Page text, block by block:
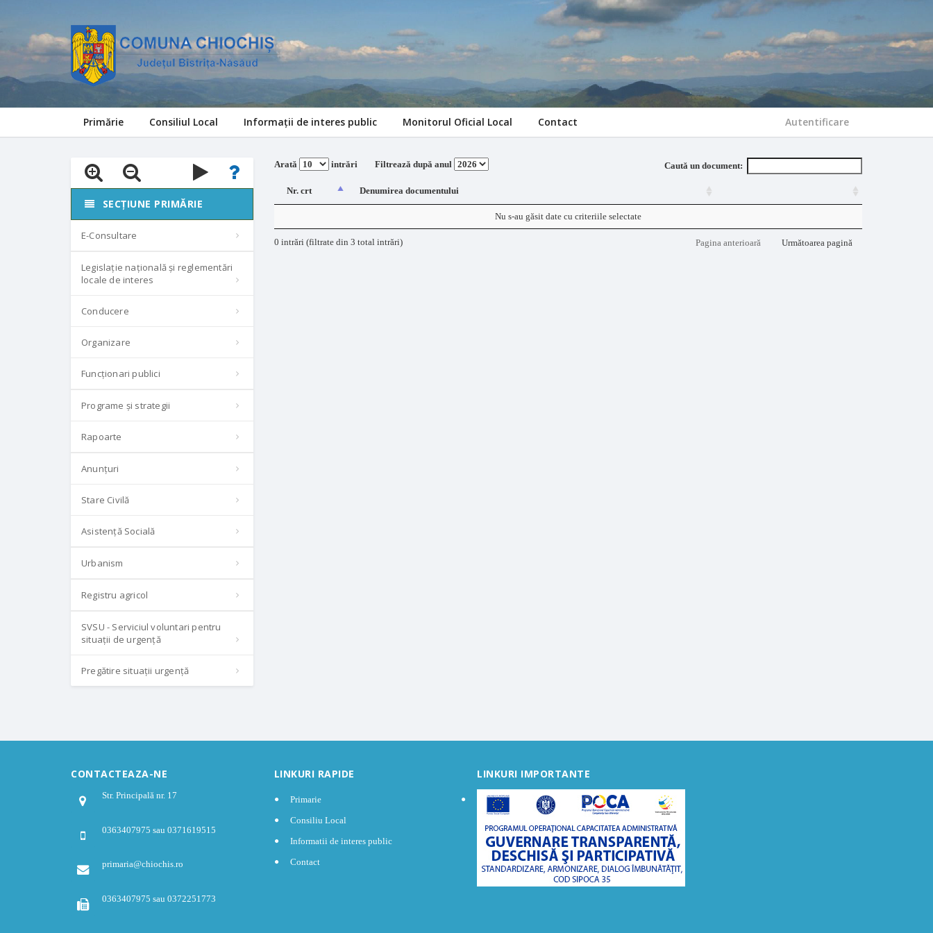
Primărie Consiliul Local Informații de interes public Monitorul Oficial Local Contact Autentificare
SECȚIUNE PRIMĂRIE
E-Consultare
Legislație națională și reglementări
locale de interes
Conducere
Organizare
Funcționari publici
Programe și strategii
Rapoarte
Anunțuri
Stare Civilă
Asistență Socială
Urbanism
Registru agricol
SVSU - Serviciul voluntari pentru
situații de urgență
Pregătire situații urgență
Arată intrări Filtrează după anul Caută un document:
Nr. crt Denumirea documentului
Nu s-au găsit date cu criteriile selectate
0 intrări (filtrate din 3 total intrări) Pagina anterioară Următoarea pagină
CONTACTEAZA-NE
Str. Principală nr. 17
0363407975 sau 0371619515
primaria@chiochis.ro
0363407975 sau 0372251773
LINKURI RAPIDE
Primarie
Consiliu Local
Informatii de interes public
Contact
LINKURI IMPORTANTE